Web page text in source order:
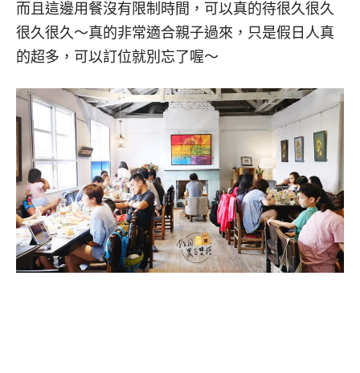
而且這邊用餐沒有限制時間，可以真的待很久很久
很久很久～真的非常適合親子過來，只是假日人真
的超多，可以訂位就別忘了喔～